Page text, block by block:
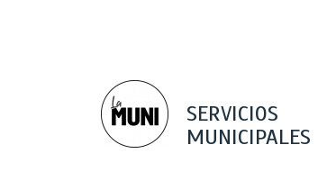
SERVICIOS
MUNICIPALES